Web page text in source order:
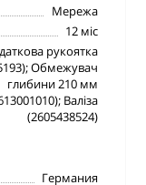
Мережа
12 міс
рукоятка
Обмежувач
глибини 210 мм
Валіза
(2605438524)
Германия